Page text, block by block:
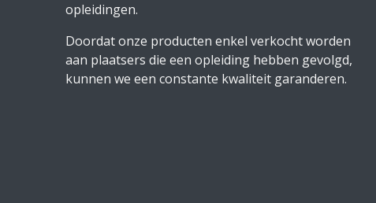
opleidingen.
Doordat onze producten enkel verkocht worden
aan plaatsers die een opleiding hebben gevolgd,
kunnen we een constante kwaliteit garanderen.